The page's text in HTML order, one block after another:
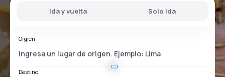
Ida y vuelta Solo ida
Orgien
Destino